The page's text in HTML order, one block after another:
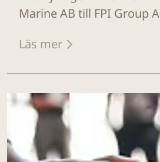
Marine AB till FPI Group
Läs mer